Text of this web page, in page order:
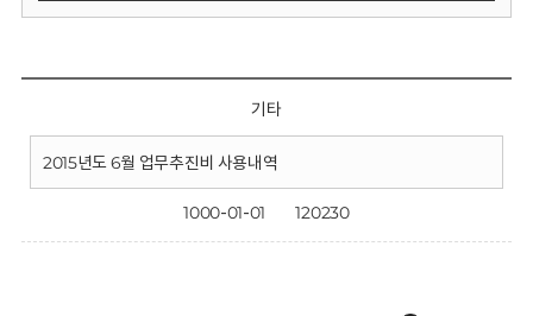
기타
2015년도 6월 업무추진비 사용내역
1000-01-01 120230